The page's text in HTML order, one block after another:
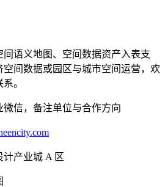
语义地图、空间数据资产入表支
间数据或园区与城市空间运营，欢
。
微信，备注单位与合作方向
计产业城 A 区